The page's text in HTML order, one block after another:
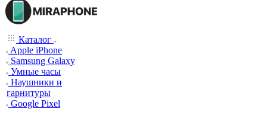
Каталог
Apple iPhone
Samsung Galaxy
Умные часы
Наушники и
гарнитуры
Google Pixel